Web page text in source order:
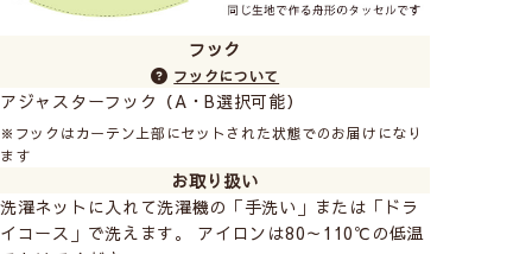
3つのスタイルから選ぶ、南仏の暮らし
フック
フックについて
アジャスターフック（A・B選択可能）
※フックはカーテン上部にセットされた状態でのお届けになり
ます
お取り扱い
洗濯ネットに入れて洗濯機の「手洗い」または「ドラ
イコース」で洗えます。 アイロンは80～110℃の低温